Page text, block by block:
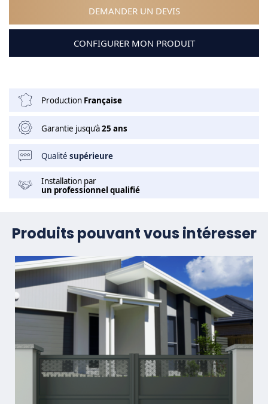
DEMANDER UN DEVIS
CONFIGURER MON PRODUIT
Production Française
Garantie jusqu’à25 ans
Qualité supérieure
Installation par
un professionnel qualifié
Produits pouvant vous intéresser